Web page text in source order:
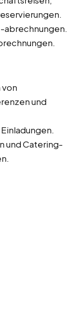
abrechnungen.
und
und Catering-